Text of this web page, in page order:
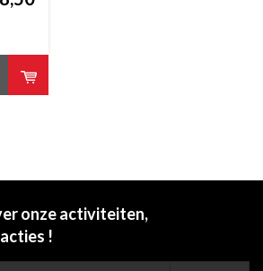
onze activiteiten,
!